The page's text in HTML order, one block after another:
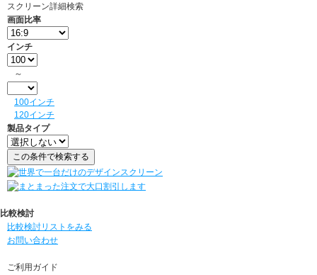
スクリーン詳細検索
画面比率
インチ
～
100インチ
120インチ
製品タイプ
比較検討
比較検討リストをみる
お問い合わせ
ご利用ガイド